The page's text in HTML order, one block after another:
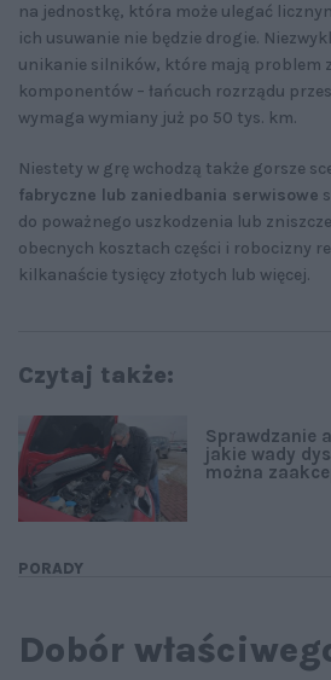
na jednostkę, która może ulegać
ich usuwanie nie będzie drogie.
unikanie silników, które mają problem
komponentów – łańcuch rozrządu
wymaga wymiany już po 50 tys. km.
Niestety w grę wchodzą także gorsze
fabryczne lub zaniedbania serwisowe
do poważnego uszkodzenia lub
obecnych kosztach części i robocizny
kilkanaście tysięcy złotych lub więcej.
Czytaj także:
PORADY
Sprawdzanie
jakie wady
można
Dobór